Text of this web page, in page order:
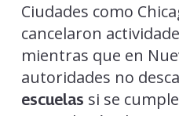
Ciudades como
cancelaron
mientras que en
autoridades no
escuelas si se